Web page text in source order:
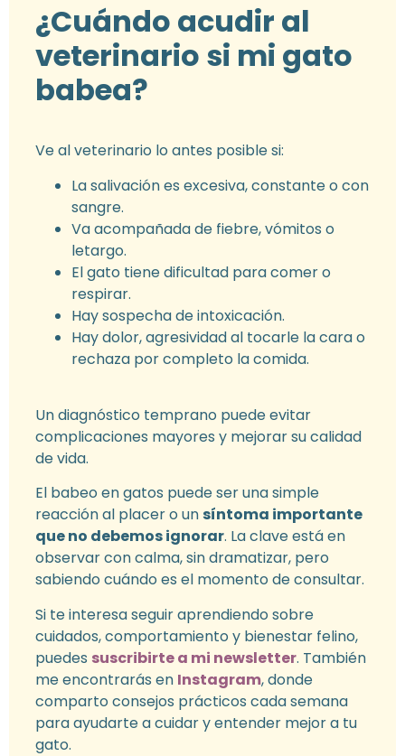
¿Cuándo acudir al
veterinario si mi gato
babea?
Ve al veterinario lo antes posible si:
La salivación es excesiva, constante o con
sangre.
Va acompañada de fiebre, vómitos o
letargo.
El gato tiene dificultad para comer o
respirar.
Hay sospecha de intoxicación.
Hay dolor, agresividad al tocarle la cara o
rechaza por completo la comida.
Un diagnóstico temprano puede evitar
complicaciones mayores y mejorar su calidad
de vida.
El babeo en gatos puede ser una simple
reacción al placer o unsíntoma importante
que no debemos ignorar. La clave está en
observar con calma, sin dramatizar, pero
sabiendo cuándo es el momento de consultar.
Si te interesa seguir aprendiendo sobre
cuidados, comportamiento y bienestar felino,
puedes suscribirte a mi newsletter. También
me encontrarás en Instagram, donde
comparto consejos prácticos cada semana
para ayudarte a cuidar y entender mejor a tu
gato.